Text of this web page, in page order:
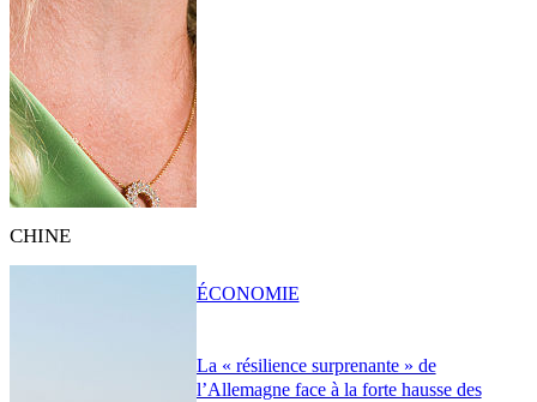
CHINE
La « résilience surprenante » de
l’Allemagne face à la forte hausse des
ÉCONOMIE